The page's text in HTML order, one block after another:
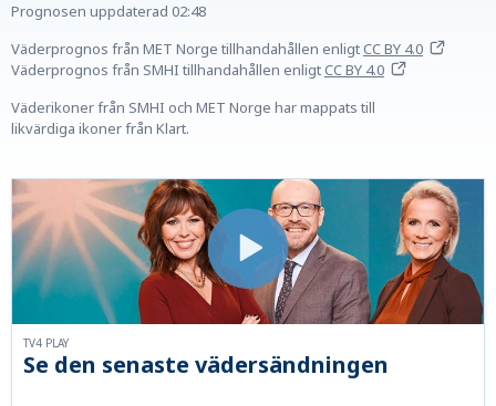
Prognosen uppdaterad 02:48
Väderprognos från MET Norge tillhandahållen enligtCC BY 4.0
Väderprognos från SMHI tillhandahållen enligtCC BY 4.0
Väderikoner från SMHI och MET Norge har mappats till
likvärdiga ikoner från Klart.
Se den senaste vädersändningen
TV4 PLAY